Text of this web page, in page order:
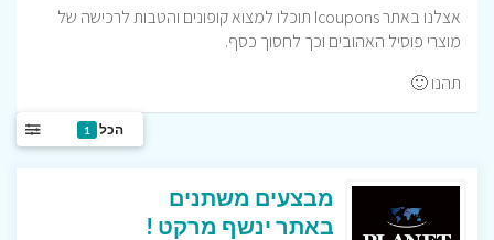
אצלנו באתר Icoupons תוכלו למצוא קופונים והטבות לרכישה של
מוצרי פוסיל האהובים וכך לחסוך כסף.
תהנו 🙂
הכל 1
מבצעים משתנים
באתר ינשף מרקט !